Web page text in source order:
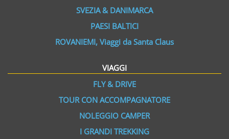
SVEZIA & DANIMARCA
PAESI BALTICI
ROVANIEMI, Viaggi da Santa Claus
VIAGGI
FLY & DRIVE
TOUR CON ACCOMPAGNATORE
NOLEGGIO CAMPER
I GRANDI TREKKING